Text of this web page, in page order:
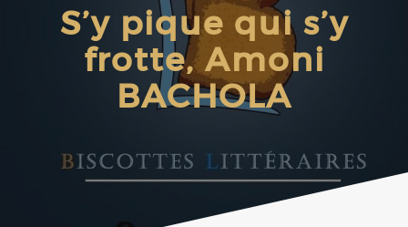
S’y pique qui s’y
frotte, Amoni
BACHOLA